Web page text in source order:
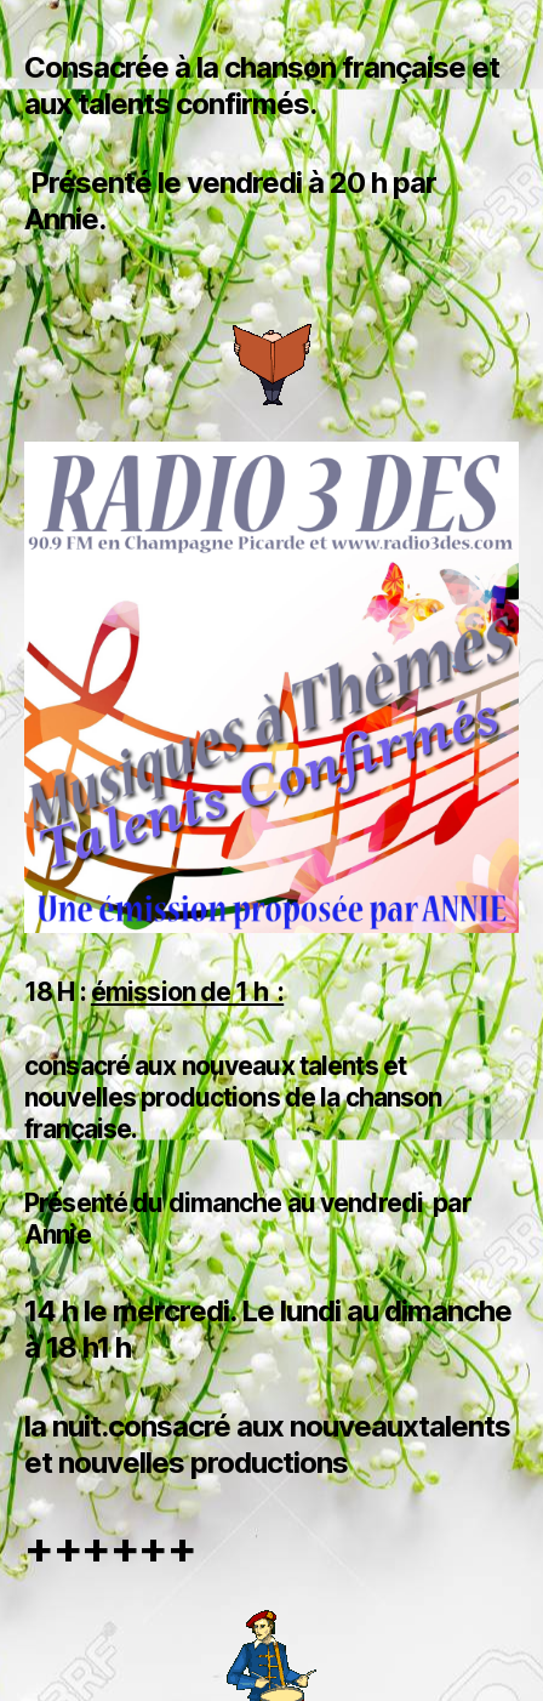
Consacrée à la chanson françaiseet
aux talents confirmés.
Présenté le vendredi à 20 h par
Annie.
18 H :émission de 1 h :
consacré aux nouveaux talents et
nouvelles productions de la chanson
française.
Présenté du dimanche au vendredi par
Annie
14 h le mercredi. Le lundi au dimanche
à 18 h1 h
la nuit.consacré aux nouveauxtalents
et nouvelles productions
++++++